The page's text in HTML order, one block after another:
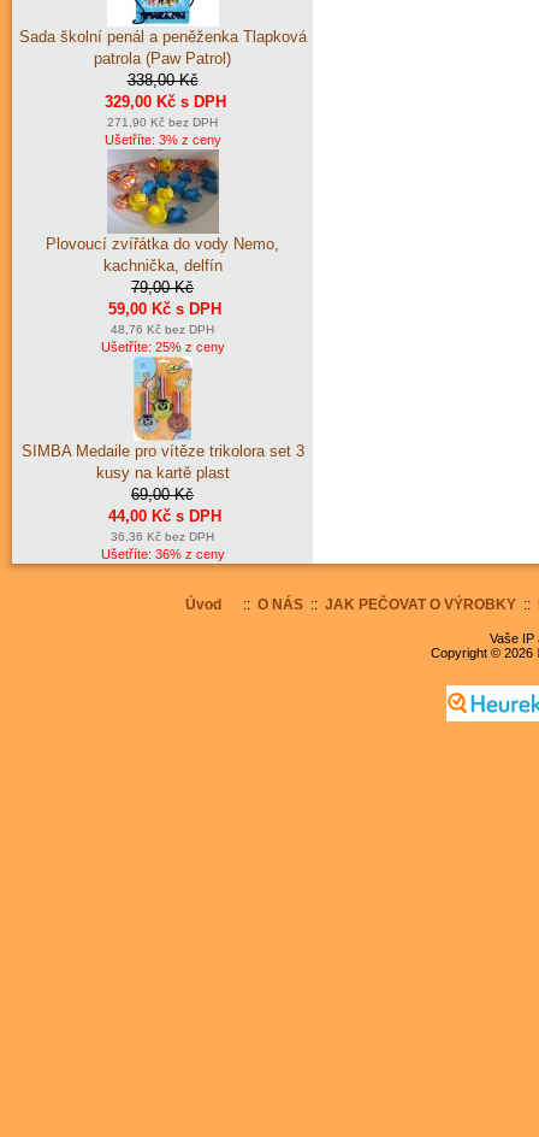
Sada školní penál a peněženka Tlapková
patrola (Paw Patrol)
338,00 Kč
329,00 Kč s DPH
271,90 Kč bez DPH
Ušetříte: 3% z ceny
Plovoucí zvířátka do vody Nemo,
kachnička, delfín
79,00 Kč
59,00 Kč s DPH
48,76 Kč bez DPH
Ušetříte: 25% z ceny
SIMBA Medaile pro vítěze trikolora set 3
kusy na kartě plast
69,00 Kč
44,00 Kč s DPH
36,36 Kč bez DPH
Ušetříte: 36% z ceny
Úvod :: O NÁS:: JAK PEČOVAT O VÝROBKY::
Vaše IP
Copyright © 2026